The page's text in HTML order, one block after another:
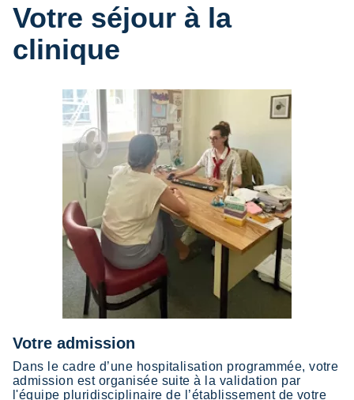
Votre séjour à la
clinique
Votre admission
Dans le cadre d’une hospitalisation programmée, votre
admission est organisée suite à la validation par
l'équipe pluridisciplinaire de l’établissement de votre